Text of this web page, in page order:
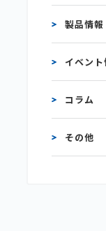
製品情報
イベント
コラム
その他